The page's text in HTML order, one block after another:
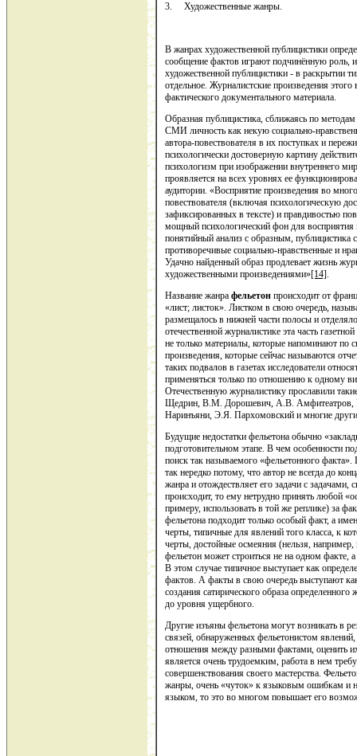
3. Художественные жанры.
В жанрах художественной публицистики
сообщение фактов играют подчинённую роль,
художественной публицистики - в раскрытии
отдельное. Журналистские произведения этого
фактического документального материала.
Образная публицистика, сближаясь по
СМИ личность как некую социально-
автора-повествователя в их поступках и
психологически достоверную картину
психологизм при изображении внутреннего
проявляется на всех уровнях ее
аудитории. «Восприятие произведения во
повествователя (включая психологическую
зафиксированных в тексте) и правдивостью
мощный психологический фон для
понятийный анализ с образным, публицистика
противоречивые социально-нравственные и
Удачно найденный образ продлевает жизнь
художественными произведениями»[14].
Название жанра фельетон происходит от
«лист; листок». Листком в свою очередь,
размещалось в нижней части полосы и
отечественной журналистике эта часть
не только материалы, которые напоминают по
произведения, которые сейчас называются
таких подвалов в газетах исследователи
применяться только по отношению к одному
Отечественную журналистику прославили
Щедрин, В.М. Дорошевич, А.В.
Наринъяни, Э.Я. Пархомовский и многие
Будущие недостатки фельетона обычно
подготовительном этапе. В чем особенности
поиск так называемого «фельетонного
так нередко потому, что автор не всегда до
жанра и отождествляет его задачи с задачами,
происходит, то ему нетрудно принять любой
примеру, использовать в той же реплике) за
фельетона подходит только особый факт, а
черты, типичные для явлений того класса, к
черты, достойные осмеяния (нельзя,
фельетон может строиться не на одном факте,
В этом случае типичное выступает как
фактов. А факты в свою очередь выступают
создания сатирического образа
до уровня ущербного.
Другие изъяны фельетона могут возникать в
связей, обнаруженных фельетонистом
отношения между разными фактами, оценить
является очень трудоемким, работа в нем
совершенствования своего мастерства.
жанры, очень «чуток» к языковым ошибкам и
языком, то это во многом повышает его